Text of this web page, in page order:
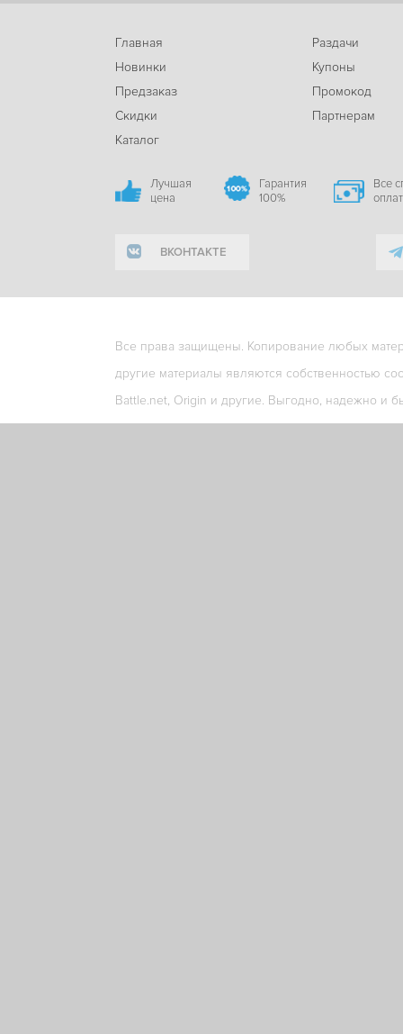
Главная
Новинки
Предзаказ
Скидки
Каталог
Раздачи
Купоны
Промокод
Партнерам
Лучшая
цена
Гарантия
100%
Все
ВКОНТАКТЕ
Все права защищены. Копирование любых
другие материалы являются собственностью
Battle.net, Origin и другие. Выгодно, надежно и